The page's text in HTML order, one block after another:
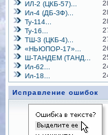
ИЛ-2 (ЦКБ-57)...
Ил-4 (ДБ-ЗФ)...
Ту-114...
Ту-16...
ТШ-3 (ЦКБ-4)...
«НЬЮПОР-17»...
Ш-ТАНДЕМ (ТАНД...
Ил-62...
Ил-18...
Исправление ошибок